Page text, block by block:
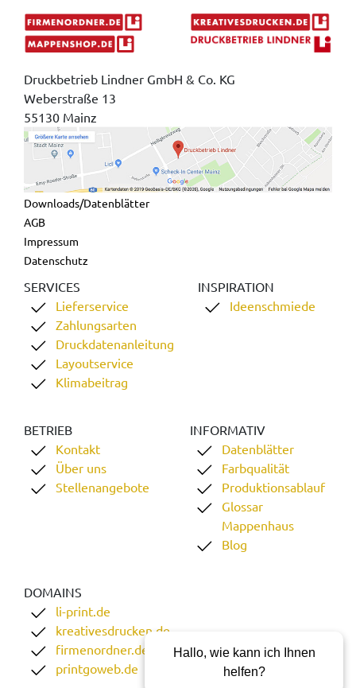
Druckbetrieb Lindner GmbH & Co. KG
Weberstraße 13
55130 Mainz
Downloads/Datenblätter
AGB
Impressum
Datenschutz
SERVICES
Lieferservice
Zahlungsarten
Druckdatenanleitung
Layoutservice
Klimabeitrag
INSPIRATION
Ideenschmiede
BETRIEB
Kontakt
Über uns
Stellenangebote
INFORMATIV
Datenblätter
Farbqualität
Produktionsablauf
Glossar
Mappenhaus
Blog
DOMAINS
li-print.de
kreativesdrucken.de
firmenordner.de
printgoweb.de
Hallo, wie kann ich Ihnen
helfen?